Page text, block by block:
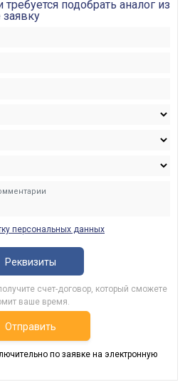
подобрать аналог из
персональных данных
Реквизиты
счет-договор, который сможете
ваше время.
Отправить
по заявке на электронную